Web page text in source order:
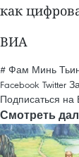
как
ВИА
# Фам Минь
Facebook Twitter
Подписаться
Смотреть